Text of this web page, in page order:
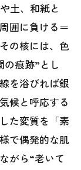
土、和紙と
囲に負ける＝
の核には、色
痕跡”とし
を浴びれば銀
候と呼応する
た変質を「素
で偶発的な肌
がら“老いて